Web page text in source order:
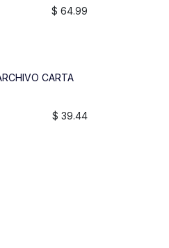
$ 64.99
CARTA
$ 39.44